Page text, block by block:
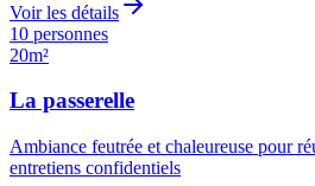
Voir les détails
10 personnes
20m²
La passerelle
Ambiance feutrée et chaleureuse pour
entretiens confidentiels